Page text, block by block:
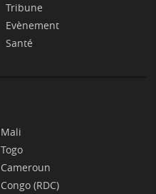
Tribune
Evènement
Santé
Mali
Togo
Cameroun
Congo (RDC)